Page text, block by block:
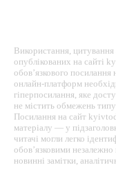
Використання, цитування
опублікованих на сайті
обов’язкового
онлайн-платформ
гіперпосилання, яке
не містить обмежень
Посилання на сайт
матеріалу — у
читачі могли легко
обов’язковими незалежно
новинні замітки,